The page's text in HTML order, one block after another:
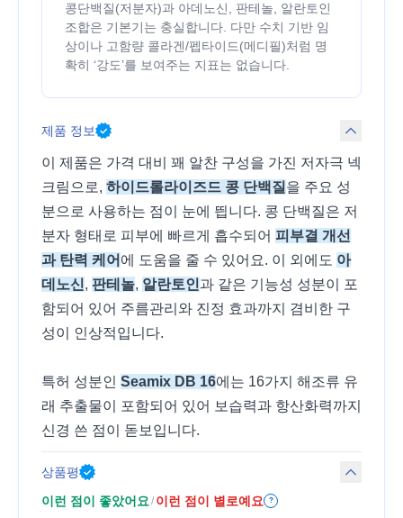
콩단백질(저분자)과 아데노신, 판테놀, 알란토인
조합은 기본기는 충실합니다. 다만 수치 기반 임
상이나 고함량 콜라겐/펩타이드(메디필)처럼 명
확히 ‘강도’를 보여주는 지표는 없습니다.
제품 정보
이 제품은 가격 대비 꽤 알찬 구성을 가진 저자극 넥
크림으로, 하이드롤라이즈드 콩 단백질 을 주요 성
분으로 사용하는 점이 눈에 띕니다. 콩 단백질은 저
분자 형태로 피부에 빠르게 흡수되어 피부결 개선
과 탄력 케어 에 도움을 줄 수 있어요. 이 외에도 아
데노신, 판테놀, 알란토인과 같은 기능성 성분이 포
함되어 있어 주름관리와 진정 효과까지 겸비한 구
성이 인상적입니다.
특허 성분인 Seamix DB 16에는 16가지 해조류 유
래 추출물이 포함되어 있어 보습력과 항산화력까지
신경 쓴 점이 돋보입니다.
상품평
이런 점이 좋았어요 / 이런 점이 별로예요 ?